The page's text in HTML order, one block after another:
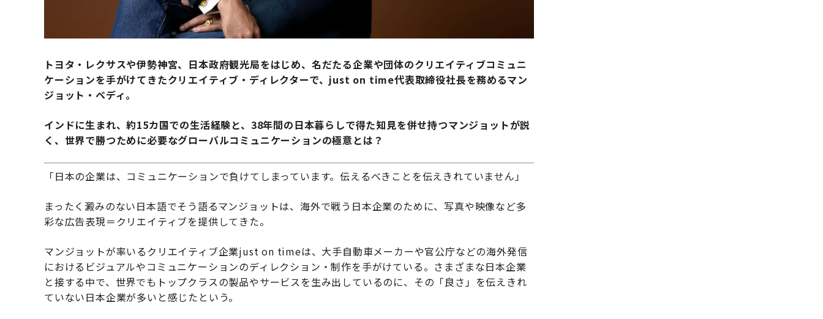
トヨタ・レクサスや伊勢神宮、日本政府観光局をはじめ、名だたる企業や団体のクリエイティブコミュニ
ケーションを手がけてきたクリエイティブ・ディレクターで、just on time代表取締役社長を務めるマン
ジョット・ベディ。
インドに生まれ、約15カ国での生活経験と、38年間の日本暮らしで得た知見を併せ持つマンジョットが説
く、世界で勝つために必要なグローバルコミュニケーションの極意とは？
「日本の企業は、コミュニケーションで負けてしまっています。伝えるべきことを伝えきれていません」
まったく澱みのない日本語でそう語るマンジョットは、海外で戦う日本企業のために、写真や映像など多
彩な広告表現＝クリエイティブを提供してきた。
マンジョットが率いるクリエイティブ企業just on timeは、大手自動車メーカーや官公庁などの海外発信
におけるビジュアルやコミュニケーションのディレクション・制作を手がけている。さまざまな日本企業
と接する中で、世界でもトップクラスの製品やサービスを生み出しているのに、その「良さ」を伝えきれ
ていない日本企業が多いと感じたという。